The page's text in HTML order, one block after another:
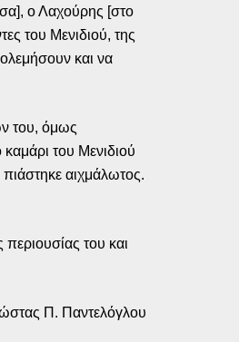
ο Λαχούρης [στο
του Μενιδιού, της
και να
του, όμως
του Μενιδιού
αιχμάλωτος.
του και
Π. Παντελόγλου